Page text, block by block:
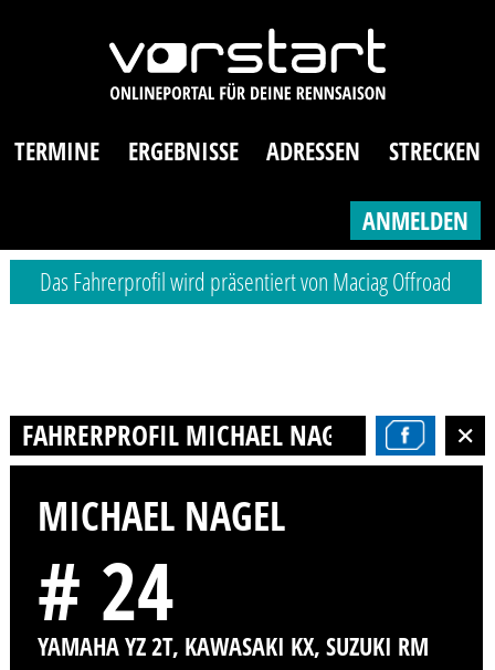
TERMINE ERGEBNISSE ADRESSEN STRECKEN
ANMELDEN
Das Fahrerprofil wird präsentiert von Maciag Offroad
FAHRERPROFIL MICHAEL NAGEL
MICHAEL NAGEL
# 24
YAMAHA YZ 2T, KAWASAKI KX, SUZUKI RM